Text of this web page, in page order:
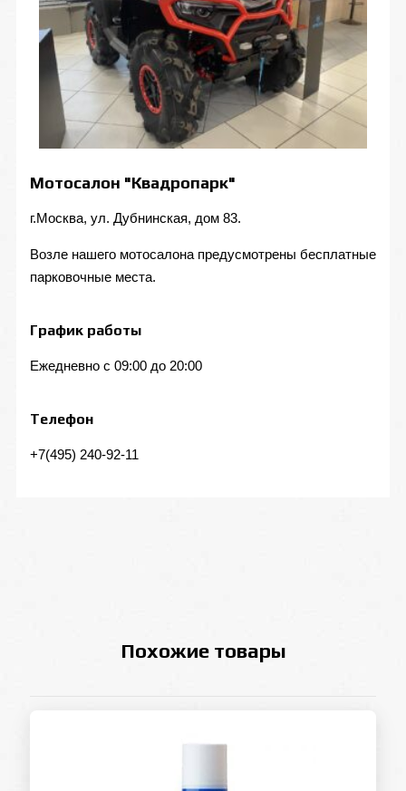
Мотосалон "Квадропарк"
г.Москва, ул. Дубнинская, дом 83.
Возле нашего мотосалона предусмотрены бесплатные
парковочные места.
График работы
Ежедневно с 09:00 до 20:00
Телефон
+7(495) 240-92-11
Похожие товары